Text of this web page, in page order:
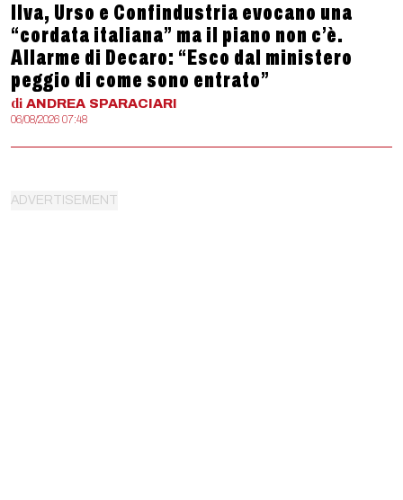
Ilva, Urso e Confindustria evocano una
“cordata italiana” ma il piano non c’è.
Allarme di Decaro: “Esco dal ministero
peggio di come sono entrato”
di ANDREA SPARACIARI
06/08/2026 07:48